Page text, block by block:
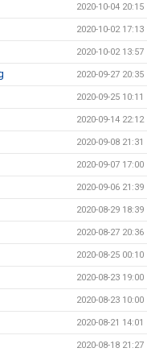
2020-10-04 20:15
2020-10-02 17:13
2020-10-02 13:57
2020-09-27 20:35
2020-09-25 10:11
2020-09-14 22:12
2020-09-08 21:31
2020-09-07 17:00
2020-09-06 21:39
2020-08-29 18:39
2020-08-27 20:36
2020-08-25 00:10
2020-08-23 19:00
2020-08-23 10:00
2020-08-21 14:01
2020-08-18 21:27